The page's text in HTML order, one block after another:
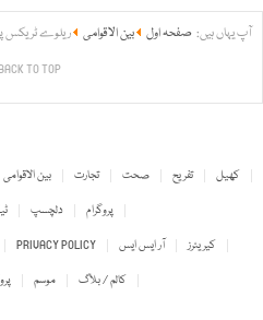
آپ یہاں ہیں: صفحہ اول بین الاقوامی ریلوے ٹریکس
TO TOP
بین الاقوامی تجارت صحت تفریح
کھیل
دلچسپ
پروگرام
PRIVACY POLICY آر ایس ایس
کیریئرز
موسم کالم / بلاگ